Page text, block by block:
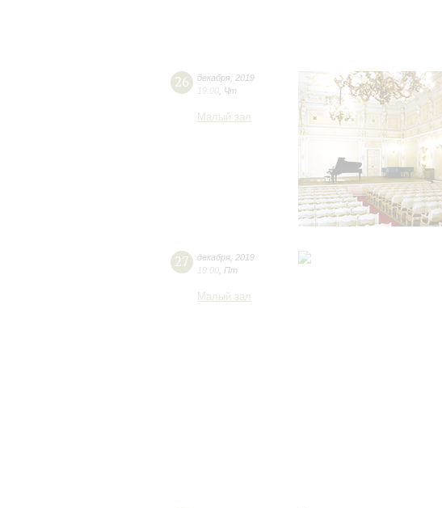
26 декабря 2019
19:00 Чт
Малый зал
27 декабря 2019
19:00 Пт
Малый зал